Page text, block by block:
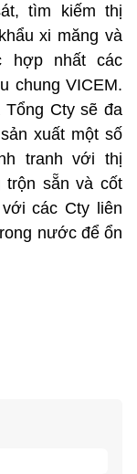
tìm kiếm thị
xi măng và
hợp nhất các
chung VICEM.
Tổng Cty sẽ đa
xuất một số
tranh với thị
sẵn và cốt
các Cty liên
nước để ổn